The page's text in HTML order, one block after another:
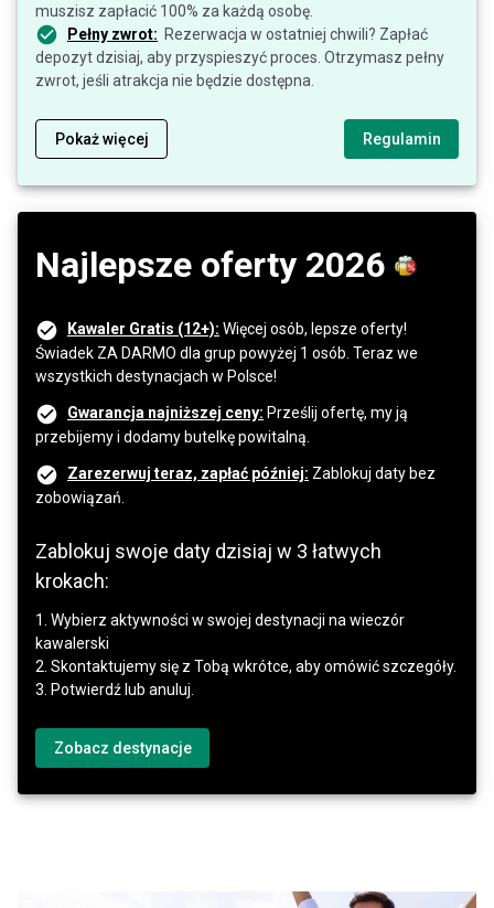
muszisz zapłacić 100% za każdą osobę.
Pełny zwrot: Rezerwacja w ostatniej chwili? Zapłać
depozyt dzisiaj, aby przyspieszyć proces. Otrzymasz pełny
zwrot, jeśli atrakcja nie będzie dostępna.
Pokaż więcej Regulamin
Najlepsze oferty 2026
Kawaler Gratis (12+): Więcej osób, lepsze oferty!
Świadek ZA DARMO dla grup powyżej 1 osób. Teraz we
wszystkich destynacjach w Polsce!
Gwarancja najniższej ceny: Prześlij ofertę, my ją
przebijemy i dodamy butelkę powitalną.
Zarezerwuj teraz, zapłać później: Zablokuj daty bez
zobowiązań.
Zablokuj swoje daty dzisiaj w 3 łatwych
krokach:
1. Wybierz aktywności w swojej destynacji na wieczór
kawalerski
2. Skontaktujemy się z Tobą wkrótce, aby omówić szczegóły.
3. Potwierdź lub anuluj.
Zobacz destynacje